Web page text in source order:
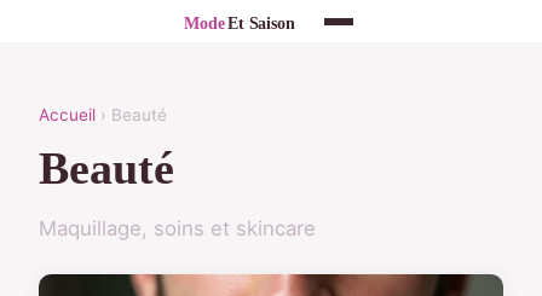
Accueil › Beauté
Beauté
Maquillage, soins et skincare